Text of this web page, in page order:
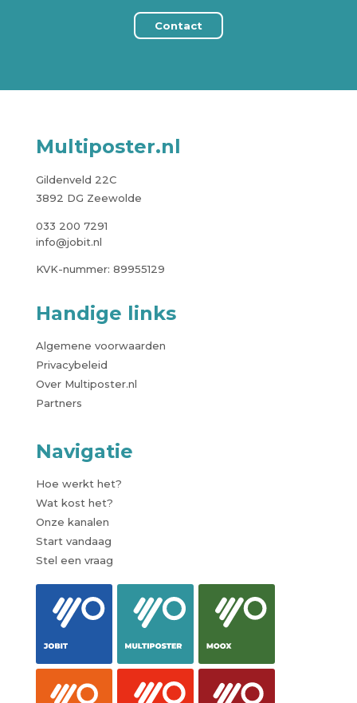
Contact
Multiposter.nl
Gildenveld 22C
3892 DG Zeewolde
033 200 7291
info@jobit.nl
KVK-nummer: 89955129
Handige links
Algemene voorwaarden
Privacybeleid
Over Multiposter.nl
Partners
Navigatie
Hoe werkt het?
Wat kost het?
Onze kanalen
Start vandaag
Stel een vraag